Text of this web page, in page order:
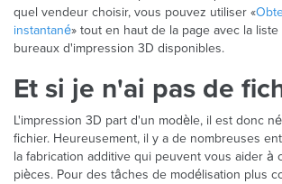
quel vendeur choisir, vous pouvez utiliser «
instantané» tout en haut de la page avec la
bureaux d'impression 3D disponibles.
Et si je n'ai pas de
L'impression 3D part d'un modèle, il est donc
fichier. Heureusement, il y a de nombreuses
la fabrication additive qui peuvent vous aider à
pièces. Pour des tâches de modélisation plus